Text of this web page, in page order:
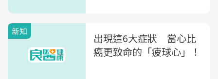
新知
出現這6大症狀 當心比
癌更致命的「疲球心」！